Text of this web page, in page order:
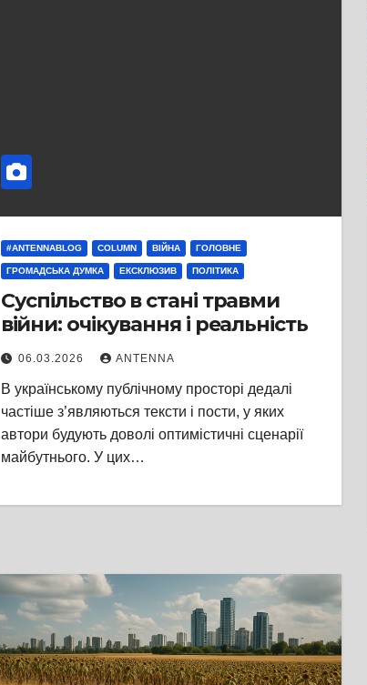
#ANTENNABLOG COLUMN ВІЙНА ГОЛОВНЕ
ГРОМАДСЬКА ДУМКА ЕКСКЛЮЗИВ ПОЛІТИКА
Суспільство в стані травми
війни: очікування і реальність
06.03.2026 ANTENNA
В українському публічному просторі дедалі
частіше з’являються тексти і пости, у яких
автори будують доволі оптимістичні сценарії
майбутнього. У цих…